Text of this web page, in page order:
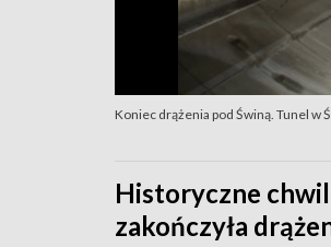
Koniec drążenia pod Świną. Tunel w
Historyczne
zakończyła